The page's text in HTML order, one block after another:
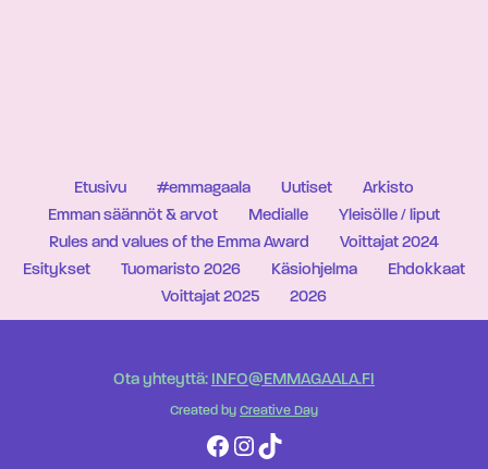
Etusivu #emmagaala Uutiset
Arkisto
Emman säännöt & arvot
Medialle
Yleisölle / liput
Rules and values of the Emma Award
Voittajat 2024
Esitykset
Tuomaristo 2026 Käsiohjelma
Ehdokkaat
Voittajat 2025
2026
Ota yhteyttä: INFO@EMMAGAALA.FI
Created by Creative Day